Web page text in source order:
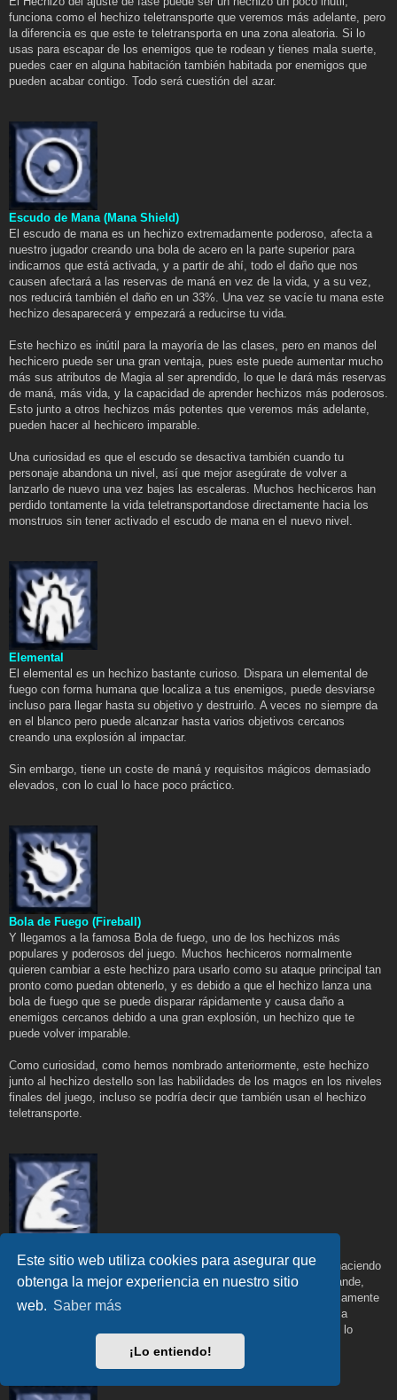
Este sitio web utiliza cookies para asegurar que
obtenga la mejor experiencia en nuestro sitio
web. Saber más
¡Lo entiendo!
funciona como el hechizo teletransporte que veremos más adelante, pero
la diferencia es que este te teletransporta en una zona aleatoria. Si lo
usas para escapar de los enemigos que te rodean y tienes mala suerte,
puedes caer en alguna habitación también habitada por enemigos que
pueden acabar contigo. Todo será cuestión del azar.
Escudo de Mana (Mana Shield)
El escudo de mana es un hechizo extremadamente poderoso, afecta a
nuestro jugador creando una bola de acero en la parte superior para
indicarnos que está activada, y a partir de ahí, todo el daño que nos
causen afectará a las reservas de maná en vez de la vida, y a su vez,
nos reducirá también el daño en un 33%. Una vez se vacíe tu mana este
hechizo desaparecerá y empezará a reducirse tu vida.
Este hechizo es inútil para la mayoría de las clases, pero en manos del
hechicero puede ser una gran ventaja, pues este puede aumentar mucho
más sus atributos de Magia al ser aprendido, lo que le dará más reservas
de maná, más vida, y la capacidad de aprender hechizos más poderosos.
Esto junto a otros hechizos más potentes que veremos más adelante,
pueden hacer al hechicero imparable.
Una curiosidad es que el escudo se desactiva también cuando tu
personaje abandona un nivel, así que mejor asegúrate de volver a
lanzarlo de nuevo una vez bajes las escaleras. Muchos hechiceros han
perdido tontamente la vida teletransportandose directamente hacia los
monstruos sin tener activado el escudo de mana en el nuevo nivel.
Elemental
El elemental es un hechizo bastante curioso. Dispara un elemental de
fuego con forma humana que localiza a tus enemigos, puede desviarse
incluso para llegar hasta su objetivo y destruirlo. A veces no siempre da
en el blanco pero puede alcanzar hasta varios objetivos cercanos
creando una explosión al impactar.
Sin embargo, tiene un coste de maná y requisitos mágicos demasiado
elevados, con lo cual lo hace poco práctico.
Bola de Fuego (Fireball)
Y llegamos a la famosa Bola de fuego, uno de los hechizos más
populares y poderosos del juego. Muchos hechiceros normalmente
quieren cambiar a este hechizo para usarlo como su ataque principal tan
pronto como puedan obtenerlo, y es debido a que el hechizo lanza una
bola de fuego que se puede disparar rápidamente y causa daño a
enemigos cercanos debido a una gran explosión, un hechizo que te
puede volver imparable.
Como curiosidad, como hemos nombrado anteriormente, este hechizo
junto al hechizo destello son las habilidades de los magos en los niveles
finales del juego, incluso se podría decir que también usan el hechizo
teletransporte.
La Ola de llamas lanza un muro de llamas hacia los enemigos, haciendo
una especie de barrido de toda la sala. Aunque cubre un área grande,
cuesta más maná y causa menos daño que la bola de fuego, solamente
te puede ser útil en las misiones de la maldición del rey leoric o la
cámara de los huesos, debido al gran número de esqueletos que lo